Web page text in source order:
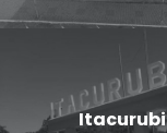
Itacurubi